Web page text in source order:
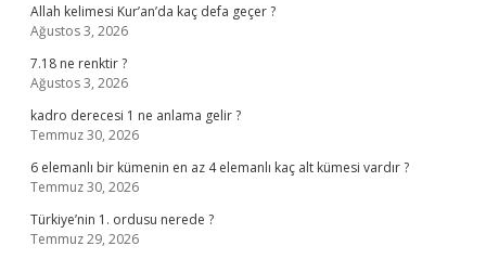
Allah kelimesi Kur’an’da kaç defa geçer ?
Ağustos 3, 2026
7.18 ne renktir ?
Ağustos 3, 2026
kadro derecesi 1 ne anlama gelir ?
Temmuz 30, 2026
6 elemanlı bir kümenin en az 4 elemanlı kaç alt kümesi vardır ?
Temmuz 30, 2026
Türkiye’nin 1. ordusu nerede ?
Temmuz 29, 2026